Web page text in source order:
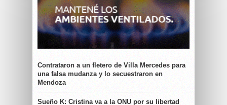
Contrataron a un fletero de Villa Mercedes para
una falsa mudanza y lo secuestraron en
Mendoza
Sueño K: Cristina va a la ONU por su libertad